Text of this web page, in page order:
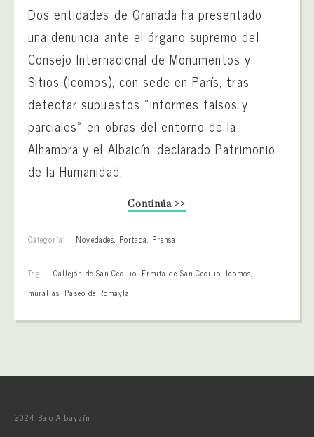
Dos entidades de Granada ha presentado
una denuncia ante el órgano supremo del
Consejo Internacional de Monumentos y
Sitios (Icomos), con sede en París, tras
detectar supuestos «informes falsos y
parciales» en obras del entorno de la
Alhambra y el Albaicín, declarado Patrimonio
de la Humanidad.
Continúa >>
Categoría: Novedades, Portada, Prensa
Tag: Callejón de San Cecilio, Ermita de San Cecilio, Icomos,
murallas, Paseo de Romayla
2024 Bajo Albayzín